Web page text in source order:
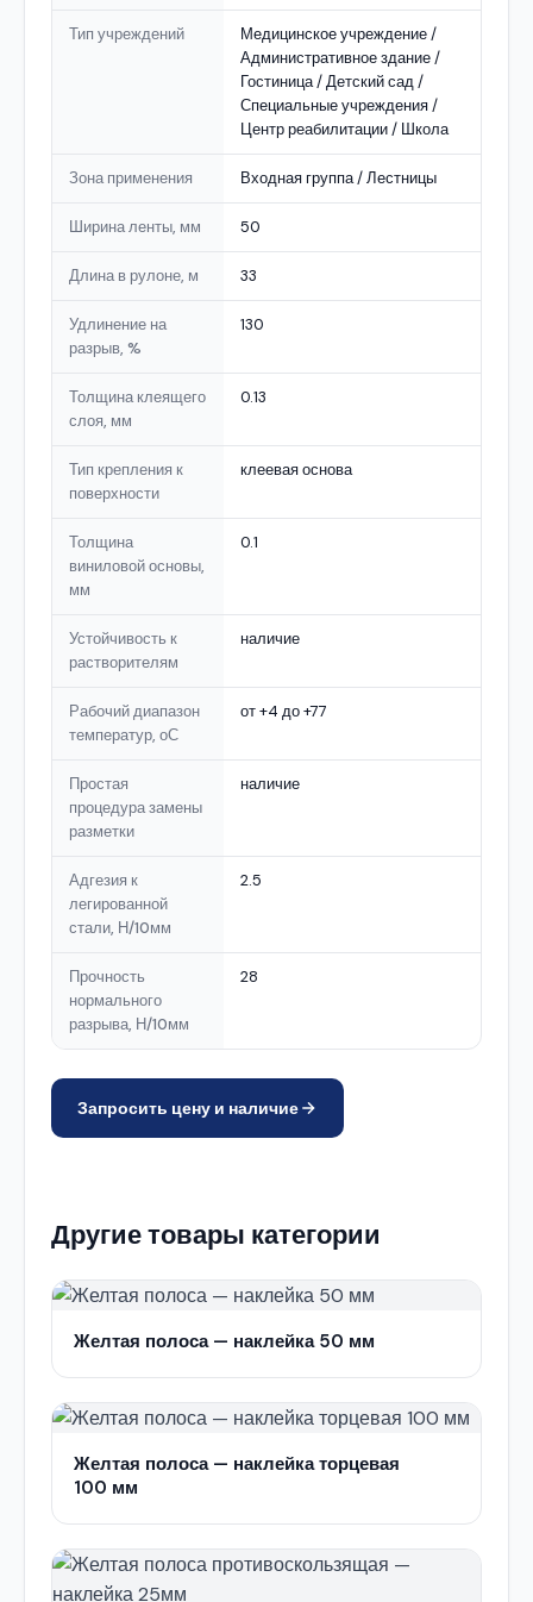
Тип учреждений
Медицинское учреждение /
Административное здание /
Гостиница / Детский сад /
Специальные учреждения /
Центр реабилитации / Школа
Зона применения Входная группа / Лестницы
Ширина ленты, мм 50
Длина в рулоне, м 33
Удлинение на
разрыв, %
130
Толщина клеящего
слоя, мм
0.13
Тип крепления к
поверхности
клеевая основа
Толщина
виниловой основы,
мм
0.1
Устойчивость к
растворителям
наличие
Рабочий диапазон
температур, оС
от +4 до +77
Простая
процедура замены
разметки
наличие
Адгезия к
легированной
стали, Н/10мм
2.5
Прочность
нормального
разрыва, Н/10мм
28
Запросить цену и наличие
Другие товары категории
Желтая полоса — наклейка 50 мм
Желтая полоса — наклейка торцевая
100 мм